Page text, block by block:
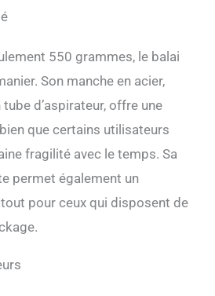
nettoyage. Poignée
réglable. Équipé d'une
en trois parties et d'une
finition laquée. En retirant
ou en ajoutant des poteaux
à votre hauteur, la hauteur
peut être ajustée – 78,7
cm/114,3 cm pour vous
fournir un environnement
de travail confortable
550 grammes, le balai
Son manche en acier,
d’aspirateur, offre une
que certains utilisateurs
fragilité avec le temps. Sa
permet également un
pour ceux qui disposent de